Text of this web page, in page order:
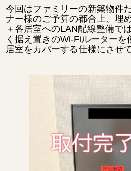
今回はファミリーの新築物件
ナー様のご予算の都合上、埋
＋各居室へのLAN配線整備で
く据え置きのWi-Fiルーター
居室をカバーする仕様にさせ